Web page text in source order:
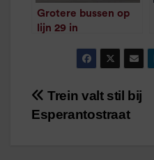
Grotere bussen op
lijn 29 in
minuut leestijd
Bericht
navigatie
Trein valt stil bij
Esperantostraat